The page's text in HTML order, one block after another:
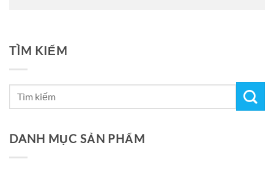
TÌM KIẾM
DANH MỤC SẢN PHẨM